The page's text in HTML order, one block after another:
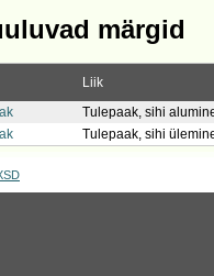
märgid
Liik
Tulepaak, sihi
Tulepaak, sihi